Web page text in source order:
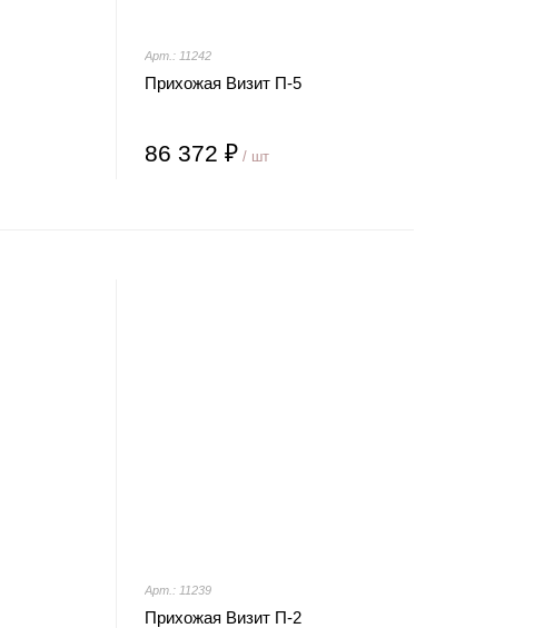
Арт.: 11242
Прихожая Визит П-5
86 372 ₽ / шт
Арт.: 11239
Прихожая Визит П-2